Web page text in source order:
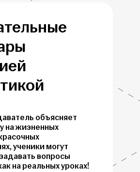
объясняет
на жизненных
ученики могут
вопросы
на реальных уроках!